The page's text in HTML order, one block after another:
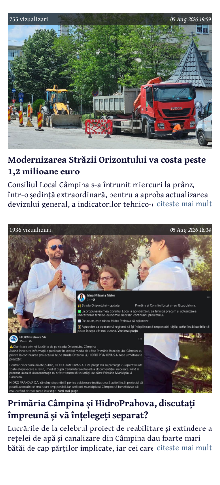
755 vizualizari 05 Aug 2026 19:59
Modernizarea Străzii Orizontului va costa peste
1,2 milioane euro
Consiliul Local Câmpina s-a întrunit miercuri la prânz,
într-o ședință extraordinară, pentru a aproba actualizarea
devizului general, a indicatorilor tehnico-economici și a
realizarea modernizării Străzii Orizontului, obiectiv
finanțat prin Programul Național de Investiții ”Anghel
Saligny”.
citeste mai mult
1936 vizualizari 05 Aug 2026 18:14
Primăria Câmpina și HidroPrahova, discutați
împreună și vă înțelegeți separat?
Lucrările de la celebrul proiect de reabilitare și extindere a
rețelei de apă și canalizare din Câmpina dau foarte mari
bătăi de cap părților implicate, iar cei care suferă sunt
citeste mai mult